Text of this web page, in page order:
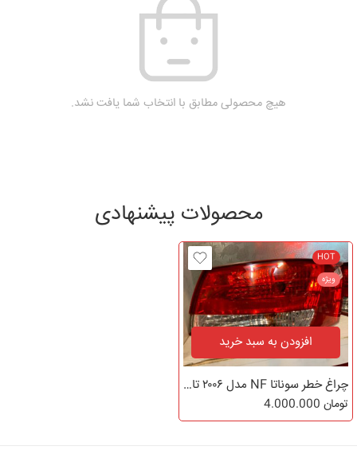
هیچ محصولی مطابق با انتخاب شما یافت نشد.
محصولات پیشنهادی
HOT
ویژه
افزودن به سبد خرید
چراغ خطر سوناتا NF مدل ۲۰۰۶ تا ۲۰۱۰
تومان